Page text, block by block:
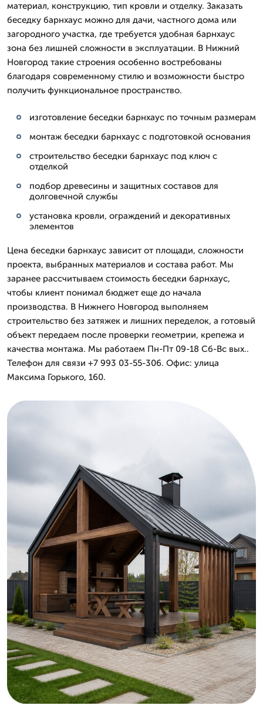
материал, конструкцию, тип кровли и отделку. Заказать
беседку барнхаус можно для дачи, частного дома или
загородного участка, где требуется удобная барнхаус
зона без лишней сложности в эксплуатации. В Нижний
Новгород такие строения особенно востребованы
благодаря современному стилю и возможности быстро
получить функциональное пространство.
изготовление беседки барнхаус по точным размерам
монтаж беседки барнхаус с подготовкой основания
строительство беседки барнхаус под ключ с
отделкой
подбор древесины и защитных составов для
долговечной службы
установка кровли, ограждений и декоративных
элементов
Цена беседки барнхаус зависит от площади, сложности
проекта, выбранных материалов и состава работ. Мы
заранее рассчитываем стоимость беседки барнхаус,
чтобы клиент понимал бюджет еще до начала
производства. В Нижнего Новгород выполняем
строительство без затяжек и лишних переделок, а готовый
объект передаем после проверки геометрии, крепежа и
качества монтажа. Мы работаем Пн-Пт 09-18 Сб-Вс вых..
Телефон для связи +7 993 03-55-306. Офис: улица
Максима Горького, 160.